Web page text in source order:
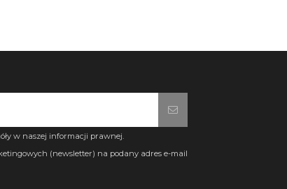
w naszej informacji prawnej.
(newsletter) na podany adres e-mail